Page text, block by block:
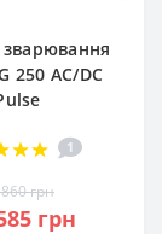
250 AC/DC
1
грн
грн